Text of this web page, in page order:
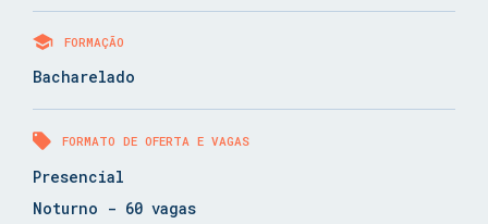
FORMAÇÃO
Bacharelado
FORMATO DE OFERTA E VAGAS
Presencial
Noturno - 60 vagas